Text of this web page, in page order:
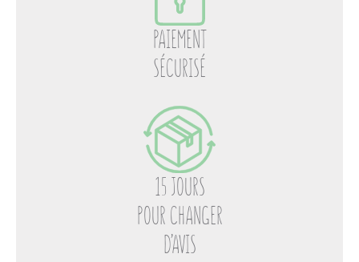
PAIEMENT
SÉCURISÉ
15 JOURS
POUR CHANGER
D’AVIS